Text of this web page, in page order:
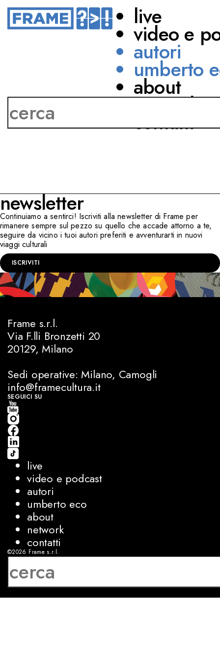
live
video e
autori
umberto
about
network
contatti
Licia Troisi
newsletter
Continuiamo a sentirci! Iscriviti alla newsletter di Frame per
rimanere sempre sul pezzo su quello che accade attorno a te,
seguire da vicino i tuoi autori preferiti e avventurarti in nuovi
viaggi culturali
ISCRIVITI
Frame s.r.l.
Via F.lli Bronzetti 20
20129, Milano
Sedi operative: Milano, Camogli
info@framecultura.it
SEGUICI SU
live
video e podcast
autori
umberto eco
about
network
contatti
©2026 Frame s.r.l.
P.IVA 08927250962
sviluppo:Luca Bunino